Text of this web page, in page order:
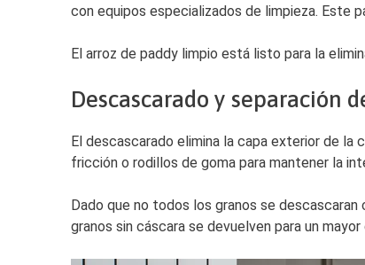
con equipos especializados de limpieza. Este
El arroz de paddy limpio está listo para la
Descascarado y separación
El descascarado elimina la capa exterior de
fricción o rodillos de goma para mantener la
Dado que no todos los granos se
granos sin cáscara se devuelven para un